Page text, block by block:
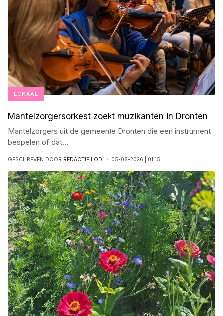
LOKAAL
Mantelzorgersorkest zoekt muzikanten in Dronten
Mantelzorgers uit de gemeente Dronten die een instrument
bespelen of dat...
GESCHREVEN DOOR REDACTIE LOD 05-08-2026 | 01:15